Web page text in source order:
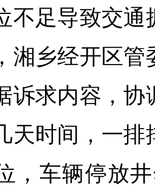
不足导致交通
湘乡经开区管
诉求内容，协
天时间，一排
，车辆停放井